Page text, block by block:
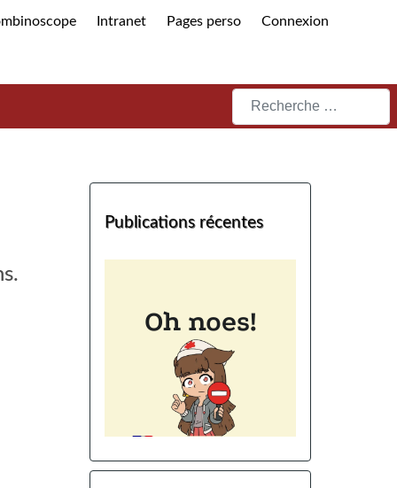
Intranet Pages perso Connexion
Rechercher
Publications récentes